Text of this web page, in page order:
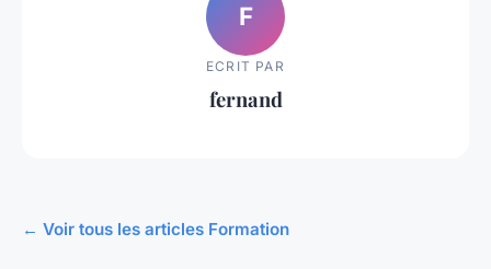
F
ECRIT PAR
fernand
← Voir tous les articles Formation